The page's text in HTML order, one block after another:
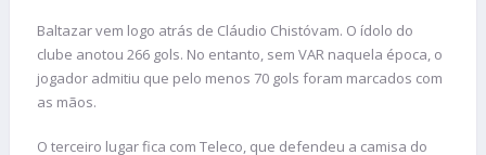
Baltazar vem logo atrás de Cláudio Chistóvam. O ídolo do
clube anotou 266 gols. No entanto, sem VAR naquela época, o
jogador admitiu que pelo menos 70 gols foram marcados com
as mãos.
O terceiro lugar fica com Teleco, que defendeu a camisa do